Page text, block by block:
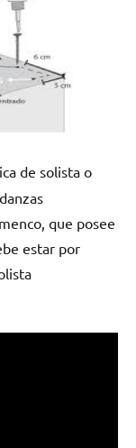
de solista o
que posee
estar por